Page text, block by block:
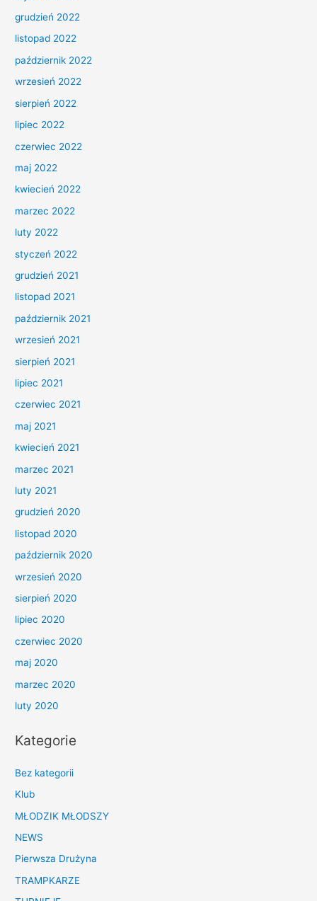
grudzień 2022
listopad 2022
październik 2022
wrzesień 2022
sierpień 2022
lipiec 2022
czerwiec 2022
maj 2022
kwiecień 2022
marzec 2022
luty 2022
styczeń 2022
grudzień 2021
listopad 2021
październik 2021
wrzesień 2021
sierpień 2021
lipiec 2021
czerwiec 2021
maj 2021
kwiecień 2021
marzec 2021
luty 2021
grudzień 2020
listopad 2020
październik 2020
wrzesień 2020
sierpień 2020
lipiec 2020
czerwiec 2020
maj 2020
marzec 2020
luty 2020
Kategorie
Bez kategorii
Klub
MŁODZIK MŁODSZY
NEWS
Pierwsza Drużyna
TRAMPKARZE